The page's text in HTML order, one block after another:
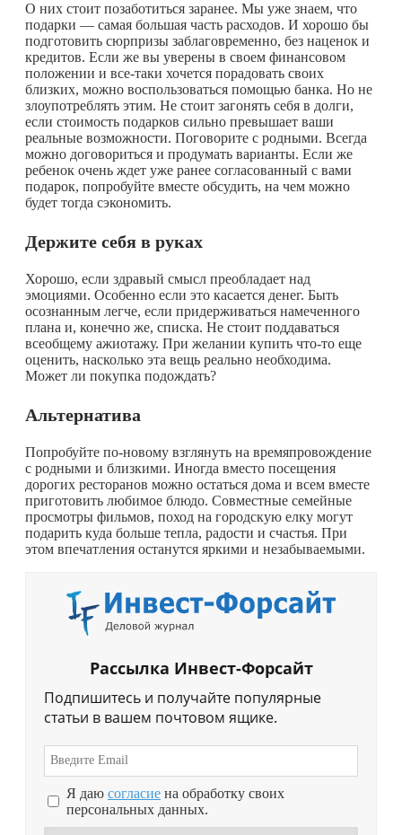
О них стоит позаботиться заранее. Мы уже знаем, что
подарки — самая большая часть расходов. И хорошо бы
подготовить сюрпризы заблаговременно, без наценок и
кредитов. Если же вы уверены в своем финансовом
положении и все-таки хочется порадовать своих
близких, можно воспользоваться помощью банка. Но не
злоупотреблять этим. Не стоит загонять себя в долги,
если стоимость подарков сильно превышает ваши
реальные возможности. Поговорите с родными. Всегда
можно договориться и продумать варианты. Если же
ребенок очень ждет уже ранее согласованный с вами
подарок, попробуйте вместе обсудить, на чем можно
будет тогда сэкономить.
Держите себя в руках
Хорошо, если здравый смысл преобладает над
эмоциями. Особенно если это касается денег. Быть
осознанным легче, если придерживаться намеченного
плана и, конечно же, списка. Не стоит поддаваться
всеобщему ажиотажу. При желании купить что-то еще
оценить, насколько эта вещь реально необходима.
Может ли покупка подождать?
Альтернатива
Попробуйте по-новому взглянуть на времяпровождение
с родными и близкими. Иногда вместо посещения
дорогих ресторанов можно остаться дома и всем вместе
приготовить любимое блюдо. Совместные семейные
просмотры фильмов, поход на городскую елку могут
подарить куда больше тепла, радости и счастья. При
этом впечатления останутся яркими и незабываемыми.
Рассылка Инвест-Форсайт
Подпишитесь и получайте популярные
статьи в вашем почтовом ящике.
Я даю согласие на обработку своих
персональных данных.